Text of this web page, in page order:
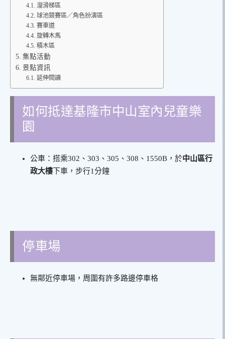
溜滑梯區
球池競賽區／角色扮演區
賽車道
旋轉木馬
積木區
集點活動
景點資訊
延伸閱讀
如何抵達基隆市中山室內兒童樂
園
公車：搭乘302、303、305、308、1550B，於中山區行
政大樓下車，步行1分鐘
停車場
無鄰近停車場，周圍有許多路邊停車格